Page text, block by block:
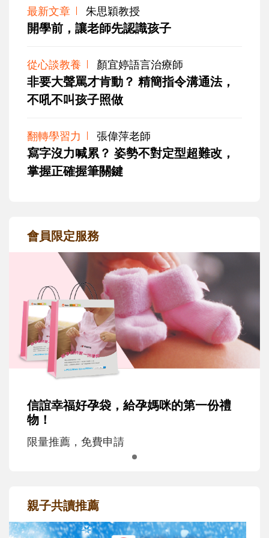
最新文章 朱思穎教授
開學前，讓老師先認識孩子
從心談教養 顏宜婷語言治療師
非要大聲罵才肯動？ 精簡指令溝通法，
不吼不叫孩子照做
翻轉學習力 張偉萍老師
寫字沒力喊累？ 姿勢不對定型超難改，
掌握正確握筆關鍵
會員限定服務
信誼幸福好孕袋，給孕媽咪的第一份禮
物！
限量推薦，免費申請
親子共讀推薦